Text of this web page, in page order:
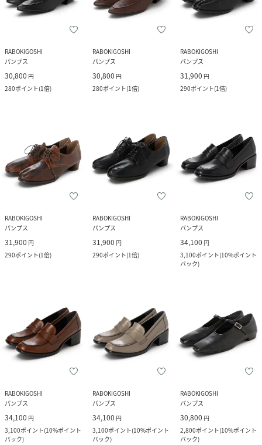
RABOKIGOSHI
パンプス
30,800 円
280ポイント(1倍)
RABOKIGOSHI
パンプス
30,800 円
280ポイント(1倍)
RABOKIGOSHI
パンプス
31,900 円
290ポイント(1倍)
RABOKIGOSHI
パンプス
31,900 円
290ポイント(1倍)
RABOKIGOSHI
パンプス
31,900 円
290ポイント(1倍)
RABOKIGOSHI
パンプス
34,100 円
3,100ポイント(10%ポイント
バック)
RABOKIGOSHI
パンプス
34,100 円
3,100ポイント(10%ポイント
バック)
RABOKIGOSHI
パンプス
34,100 円
3,100ポイント(10%ポイント
バック)
RABOKIGOSHI
パンプス
30,800 円
2,800ポイント(10%ポイント
バック)